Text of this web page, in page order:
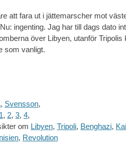
att fara ut i jättemarscher mot
ingenting. Jag har till dags dato
över Libyen, utanför Tripolis
som vanligt.
, Svensson,
, 2, 3, 4,
om Libyen, Tripoli, Benghazi,
, Revolution